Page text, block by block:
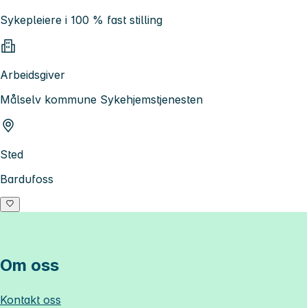
Sykepleiere i 100 % fast stilling
Arbeidsgiver
Målselv kommune Sykehjemstjenesten
Sted
Bardufoss
Om oss
Kontakt oss